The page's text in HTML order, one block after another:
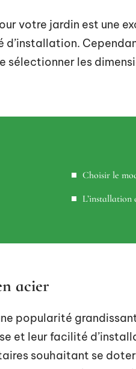
votre jardin est une
sélectionner les
Choisir le
L’installation
acier
popularité
et leur facilité
souhaitant se doter